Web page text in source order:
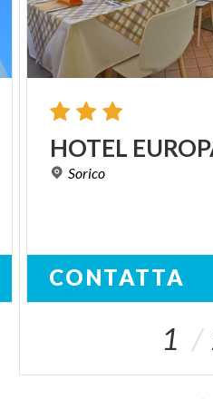
HOTEL
Sorico
CONTATTA
1